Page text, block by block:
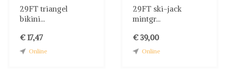
29FT triangel
bikini...
€ 17,47
Online
29FT ski-jack
mintgr...
€ 39,00
Online